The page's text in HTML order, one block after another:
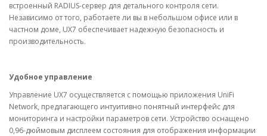
встроенный RADIUS-сервер для детального контроля сети.
Независимо от того, работаете ли вы в небольшом офисе или в
частном доме, UX7 обеспечивает надежную безопасность и
производительность.
Удобное управление
Управление UX7 осуществляется с помощью приложения UniFi
Network, предлагающего интуитивно понятный интерфейс для
мониторинга и настройки параметров сети. Устройство оснащено
0,96-дюймовым дисплеем состояния для отображения информации